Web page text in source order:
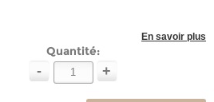
En savoir plus
Quantité:
- +